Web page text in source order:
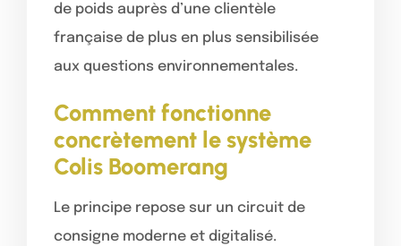
de poids auprès d’une clientèle
française de plus en plus sensibilisée
aux questions environnementales.
Comment fonctionne
concrètement le système
Colis Boomerang
Le principe repose sur un circuit de
consigne moderne et digitalisé.